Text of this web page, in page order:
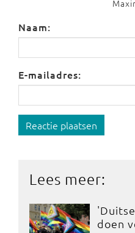
Naam:
E-mailadres:
Reactie plaatsen
Lees meer:
doen